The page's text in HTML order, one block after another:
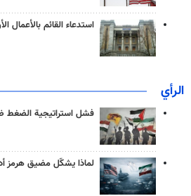
استدعاء القائم بالأعمال
الرأي
فشل استراتيجية الضغط
لماذا يشكّل مضيق هرمز